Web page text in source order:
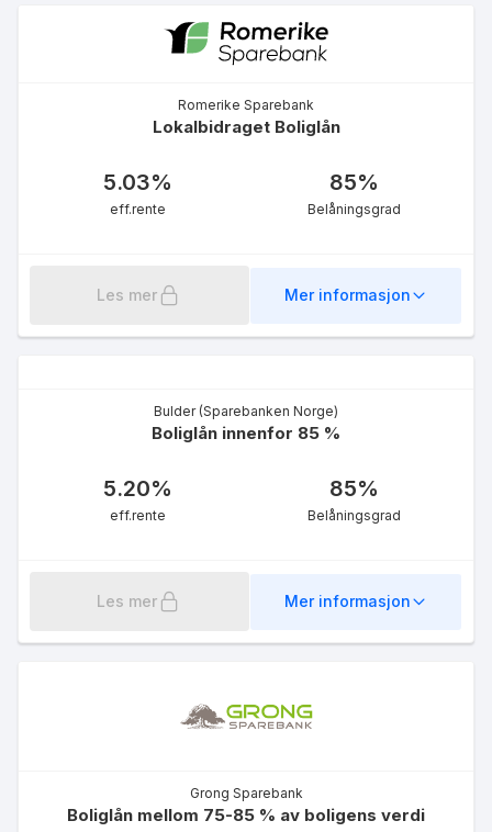
Boliglån innenfor 50% av
verdi
Romerike Sparebank
Lokalbidraget Boliglån
5.03%
eff.rente
85%
Belåningsgrad
Les mer Mer informasjon
Bulder (Sparebanken Norge)
Boliglån innenfor 85 %
5.20%
eff.rente
85%
Belåningsgrad
Les mer Mer informasjon
Grong Sparebank
Boliglån mellom 75-85 % av boligens verdi